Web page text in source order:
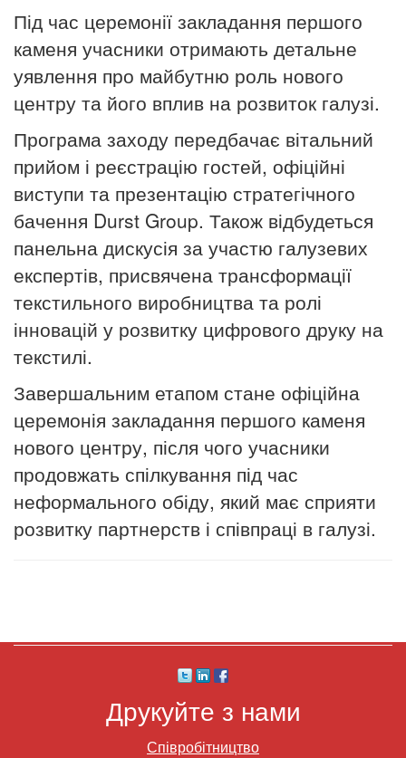
Під час церемонії закладання першого
каменя учасники отримають детальне
уявлення про майбутню роль нового
центру та його вплив на розвиток галузі.
Програма заходу передбачає вітальний
прийом і реєстрацію гостей, офіційні
виступи та презентацію стратегічного
бачення Durst Group. Також відбудеться
панельна дискусія за участю галузевих
експертів, присвячена трансформації
текстильного виробництва та ролі
інновацій у розвитку цифрового друку на
текстилі.
Завершальним етапом стане офіційна
церемонія закладання першого каменя
нового центру, після чого учасники
продовжать спілкування під час
неформального обіду, який має сприяти
розвитку партнерств і співпраці в галузі.
Друкуйте з нами
Співробітництво